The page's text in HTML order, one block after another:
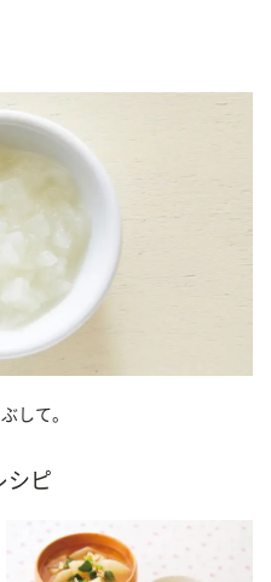
して。
シピ